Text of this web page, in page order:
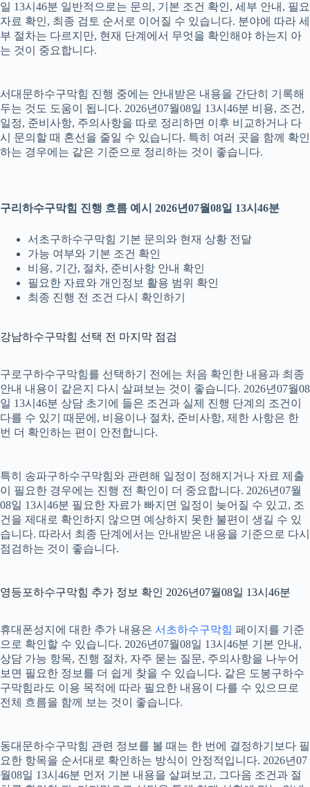
일 13시46분 일반적으로는 문의, 기본 조건 확인, 세부 안내, 필요
자료 확인, 최종 검토 순서로 이어질 수 있습니다. 분야에 따라 세
부 절차는 다르지만, 현재 단계에서 무엇을 확인해야 하는지 아
는 것이 중요합니다.
서대문하수구막힘 진행 중에는 안내받은 내용을 간단히 기록해
두는 것도 도움이 됩니다. 2026년07월08일 13시46분 비용, 조건,
일정, 준비사항, 주의사항을 따로 정리하면 이후 비교하거나 다
시 문의할 때 혼선을 줄일 수 있습니다. 특히 여러 곳을 함께 확인
하는 경우에는 같은 기준으로 정리하는 것이 좋습니다.
구리하수구막힘 진행 흐름 예시 2026년07월08일 13시46분
서초구하수구막힘 기본 문의와 현재 상황 전달
가능 여부와 기본 조건 확인
비용, 기간, 절차, 준비사항 안내 확인
필요한 자료와 개인정보 활용 범위 확인
최종 진행 전 조건 다시 확인하기
강남하수구막힘 선택 전 마지막 점검
구로구하수구막힘를 선택하기 전에는 처음 확인한 내용과 최종
안내 내용이 같은지 다시 살펴보는 것이 좋습니다. 2026년07월08
일 13시46분 상담 초기에 들은 조건과 실제 진행 단계의 조건이
다를 수 있기 때문에, 비용이나 절차, 준비사항, 제한 사항은 한
번 더 확인하는 편이 안전합니다.
특히 송파구하수구막힘와 관련해 일정이 정해지거나 자료 제출
이 필요한 경우에는 진행 전 확인이 더 중요합니다. 2026년07월
08일 13시46분 필요한 자료가 빠지면 일정이 늦어질 수 있고, 조
건을 제대로 확인하지 않으면 예상하지 못한 불편이 생길 수 있
습니다. 따라서 최종 단계에서는 안내받은 내용을 기준으로 다시
점검하는 것이 좋습니다.
영등포하수구막힘 추가 정보 확인 2026년07월08일 13시46분
휴대폰성지에 대한 추가 내용은 서초하수구막힘 페이지를 기준
으로 확인할 수 있습니다. 2026년07월08일 13시46분 기본 안내,
상담 가능 항목, 진행 절차, 자주 묻는 질문, 주의사항을 나누어
보면 필요한 정보를 더 쉽게 찾을 수 있습니다. 같은 도봉구하수
구막힘라도 이용 목적에 따라 필요한 내용이 다를 수 있으므로
전체 흐름을 함께 보는 것이 좋습니다.
동대문하수구막힘 관련 정보를 볼 때는 한 번에 결정하기보다 필
요한 항목을 순서대로 확인하는 방식이 안정적입니다. 2026년07
월08일 13시46분 먼저 기본 내용을 살펴보고, 그다음 조건과 절